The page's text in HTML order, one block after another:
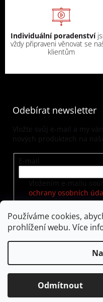
Používáme cookies,
prohlížení webu. Více
Odmítnout
Individuální poradenství
vždy připraveni věnovat se
klientům
Odebírat newsletter
Vložte svůj e-mail a my
nových produktech na
E-mail
Vložením e-mailu
ochrany osobních
PŘIHLÁSIT SE
Vytvořil Shoptet
Copyright 2026